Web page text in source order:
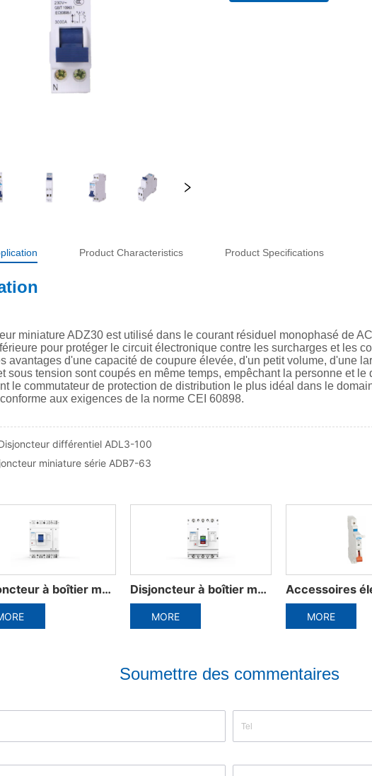
Product Characteristics Product Specifications
différentiel ADL3-100
miniature série ADB7-63
Disjoncteur à boîtier moulé série ADM3 Accessoires électriques du disjoncteur miniature ADW5-1600 Disjoncteur intégré à cadre en plastique
Soumettre des commentaires